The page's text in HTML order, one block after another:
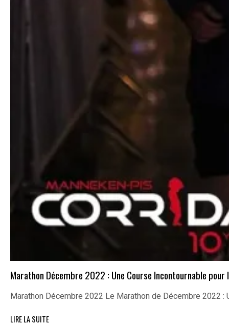
Marathon Décembre 2022 : Une Course Incontournable pour
Marathon Décembre 2022 Le Marathon de Décembre 2022
LIRE LA SUITE